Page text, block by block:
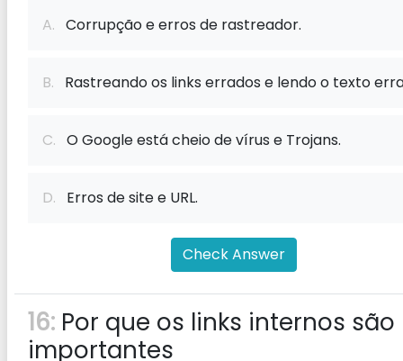
A. Corrupção e erros de rastreador.
B. Rastreando os links errados e lendo o texto
C. O Google está cheio de vírus e Trojans.
D. Erros de site e URL.
Check Answer
16: Por que os links internos são
importantes